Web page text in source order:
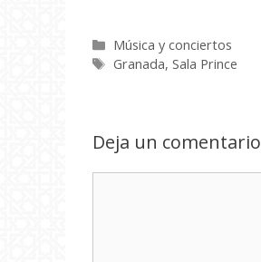
Categorías
Música y conciertos
Etiquetas
Granada,Sala Prince
Deja un comentario